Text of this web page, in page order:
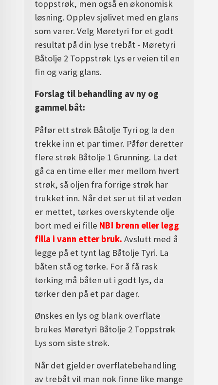
toppstrøk, men også en økonomisk
løsning. Opplev sjølivet med en glans
som varer. Velg Møretyri for et godt
resultat på din lyse trebåt - Møretyri
Båtolje 2 Toppstrøk Lys er veien til en
fin og varig glans.
Forslag til behandling av ny og
gammel båt:
Påfør ett strøk Båtolje Tyri og la den
trekke inn et par timer. Påfør deretter
flere strøk Båtolje 1 Grunning. La det
gå ca en time eller mer mellom hvert
strøk, så oljen fra forrige strøk har
trukket inn. Når det ser ut til at veden
er mettet, tørkes overskytende olje
bort med ei fille NB! brenn eller legg
filla i vann etter bruk. Avslutt med å
legge på et tynt lag Båtolje Tyri. La
båten stå og tørke. For å få rask
tørking må båten ut i godt lys, da
tørker den på et par dager.
Ønskes en lys og blank overflate
brukes Møretyri Båtolje 2 Toppstrøk
Lys som siste strøk.
Når det gjelder overflatebehandling
av trebåt vil man nok finne like mange